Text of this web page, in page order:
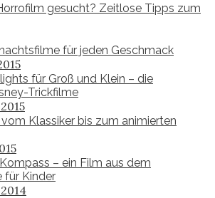
gesucht? Zeitlose Tipps zum
für jeden Geschmack
für Groß und Klein – die
Trickfilme
Klassiker bis zum animierten
– ein Film aus dem
für Kinder